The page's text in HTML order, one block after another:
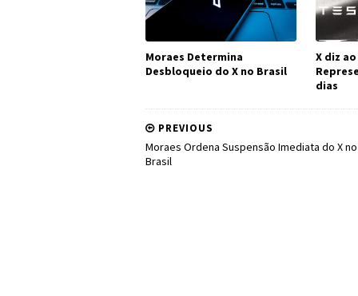
Moraes Determina
Desbloqueio do X no Brasil
X diz
dias
PREVIOUS
Moraes Ordena Suspensão Imediata do X no
Brasil